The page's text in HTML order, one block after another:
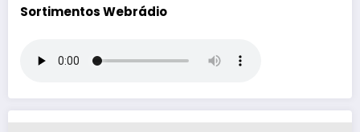
Sortimentos Webrádio